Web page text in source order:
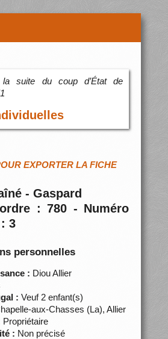
suite du coup d’État de
EXPORTER LA FICHE
- Gaspard
: 780 - Numéro
3
personnelles
: Diou Allier
: Veuf 2 enfant(s)
aux-Chasses (La), Allier
Propriétaire
: Non précisé